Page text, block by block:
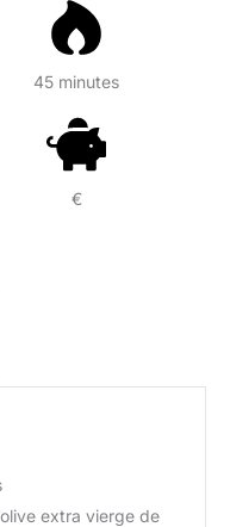
45 minutes
€
extra vierge de